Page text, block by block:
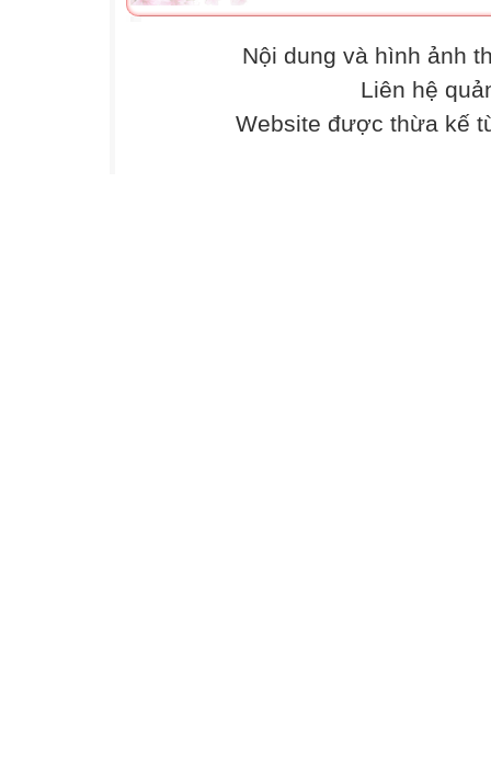
Nội dung và hình ảnh
Liên hệ
Website được thừa kế